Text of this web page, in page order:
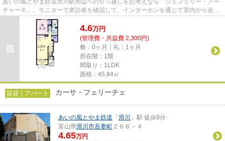
あいの風とやま鉄道滑川駅周辺への引っ越しをお考えなら「ジェフェリー・アー
チャーⅢ」。モニターで来訪者を確認して、インターホンを通じて室内から会話
することができます。収納はク...
4.6万円
(管理費・共益費 2,300円)
敷：0ヶ月｜礼：1ヶ月
所在階：1階
間取り：1LDK
面積：45.84㎡
賃貸｜アパート カーサ・フェリーチェ
あいの風とやま鉄道 「 滑川
」駅 徒歩9分
富山県滑川市吾妻町 ２６６－４
4.65万円